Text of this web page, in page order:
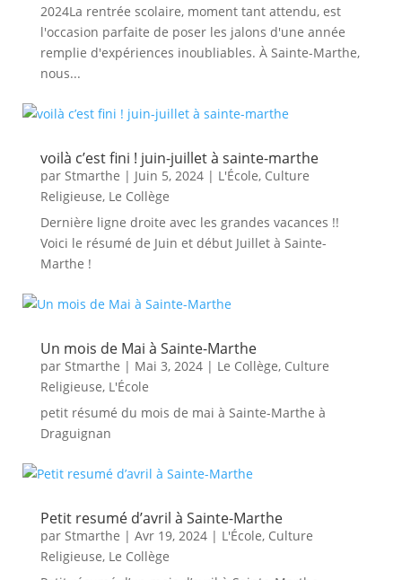
2024La rentrée scolaire, moment tant attendu, est
l'occasion parfaite de poser les jalons d'une année
remplie d'expériences inoubliables. À Sainte-Marthe,
nous...
voilà c’est fini ! juin-juillet à sainte-marthe
par Stmarthe | Juin 5, 2024| L'École, Culture
Religieuse, Le Collège
Dernière ligne droite avec les grandes vacances !!
Voici le résumé de Juin et début Juillet à Sainte-
Marthe !
Un mois de Mai à Sainte-Marthe
par Stmarthe | Mai 3, 2024| Le Collège, Culture
Religieuse, L'École
petit résumé du mois de mai à Sainte-Marthe à
Draguignan
Petit resumé d’avril à Sainte-Marthe
par Stmarthe | Avr 19, 2024| L'École, Culture
Religieuse, Le Collège